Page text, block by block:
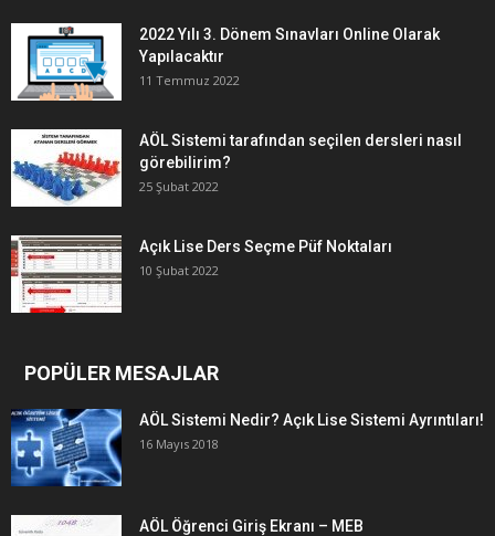
2022 Yılı 3. Dönem Sınavları Online Olarak
Yapılacaktır
11 Temmuz 2022
AÖL Sistemi tarafından seçilen dersleri nasıl
görebilirim?
25 Şubat 2022
Açık Lise Ders Seçme Püf Noktaları
10 Şubat 2022
POPÜLER MESAJLAR
AÖL Sistemi Nedir? Açık Lise Sistemi Ayrıntıları!
16 Mayıs 2018
AÖL Öğrenci Giriş Ekranı – MEB